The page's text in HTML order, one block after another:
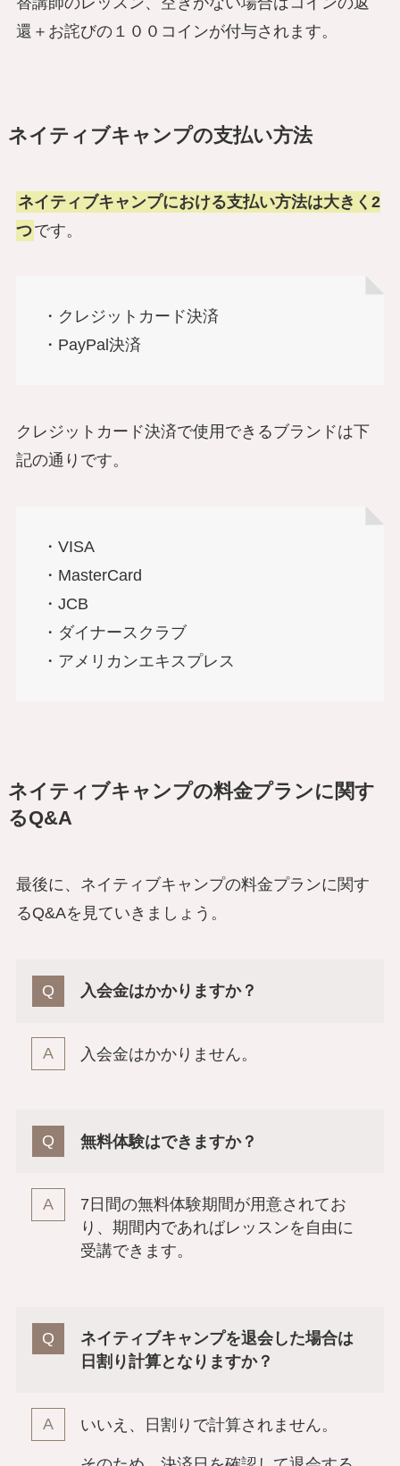
還＋お詫びの１００コインが付与されます。
ネイティブキャンプの支払い方法
ネイティブキャンプにおける支払い方法は大きく2
つです。
・クレジットカード決済
・PayPal決済
クレジットカード決済で使用できるブランドは下
記の通りです。
・VISA
・MasterCard
・JCB
・ダイナースクラブ
・アメリカンエキスプレス
ネイティブキャンプの料金プランに関す
るQ&A
最後に、ネイティブキャンプの料金プランに関す
るQ&Aを見ていきましょう。
入会金はかかりますか？
入会金はかかりません。
無料体験はできますか？
7日間の無料体験期間が用意されてお
り、期間内であればレッスンを自由に
受講できます。
ネイティブキャンプを退会した場合は
日割り計算となりますか？
いいえ、日割りで計算されません。